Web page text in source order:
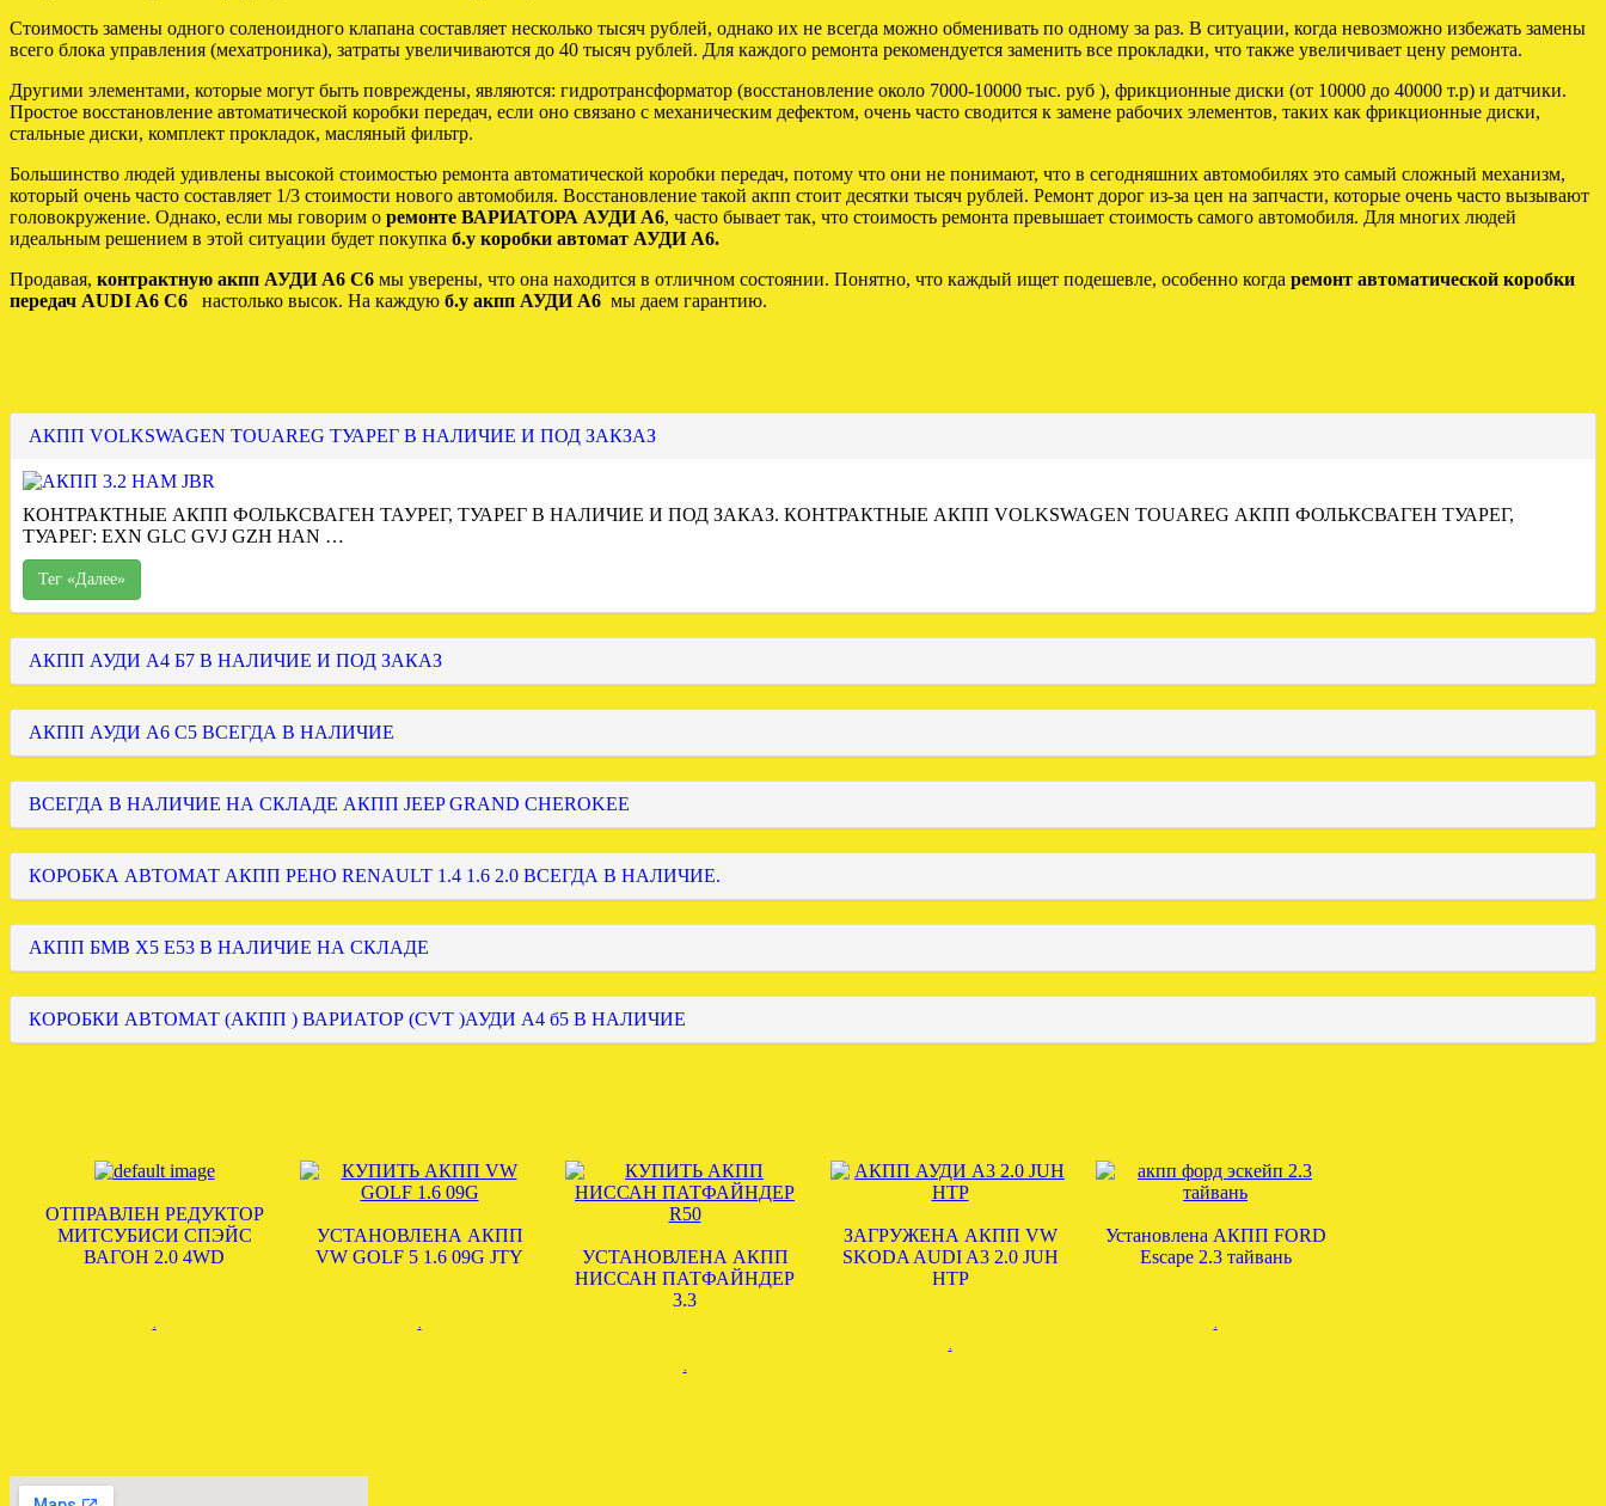
Стоимость замены одного соленоидного клапана составляет несколько тысяч рублей, однако их не всегда можно обменивать по одному за раз. В ситуации, когда невозможно избежать замены
всего блока управления (мехатроника), затраты увеличиваются до 40 тысяч рублей. Для каждого ремонта рекомендуется заменить все прокладки, что также увеличивает цену ремонта.
Другими элементами, которые могут быть повреждены, являются: гидротрансформатор (восстановление около 7000-10000 тыс. руб ), фрикционные диски (от 10000 до 40000 т.р) и датчики.
Простое восстановление автоматической коробки передач, если оно связано с механическим дефектом, очень часто сводится к замене рабочих элементов, таких как фрикционные диски,
стальные диски, комплект прокладок, масляный фильтр.
Большинство людей удивлены высокой стоимостью ремонта автоматической коробки передач, потому что они не понимают, что в сегодняшних автомобилях это самый сложный механизм,
который очень часто составляет 1/3 стоимости нового автомобиля. Восстановление такой акпп стоит десятки тысяч рублей. Ремонт дорог из-за цен на запчасти, которые очень часто вызывают
головокружение. Однако, если мы говорим о ремонте ВАРИАТОРА АУДИ А6, часто бывает так, что стоимость ремонта превышает стоимость самого автомобиля. Для многих людей
идеальным решением в этой ситуации будет покупка б.у коробки автомат АУДИ А6.
Продавая, контрактную акпп АУДИ А6 С6 мы уверены, что она находится в отличном состоянии. Понятно, что каждый ищет подешевле, особенно когда ремонт автоматической коробки
передач AUDI A6 C6
настолько высок. На каждую б.у акпп АУДИ А6 мы даем гарантию.
АКПП VOLKSWAGEN TOUAREG ТУАРЕГ В НАЛИЧИЕ И ПОД ЗАКЗАЗ
КОНТРАКТНЫЕ АКПП ФОЛЬКСВАГЕН ТАУРЕГ, ТУАРЕГ В НАЛИЧИЕ И ПОД ЗАКАЗ. КОНТРАКТНЫЕ АКПП VOLKSWAGEN TOUAREG АКПП ФОЛЬКСВАГЕН ТУАРЕГ,
ТУАРЕГ: EXN GLC GVJ GZH HAN …
Тег «Далее»
АКПП АУДИ А4 Б7 В НАЛИЧИЕ И ПОД ЗАКАЗ
АКПП АУДИ А6 С5 ВСЕГДА В НАЛИЧИЕ
ВСЕГДА В НАЛИЧИЕ НА СКЛАДЕ АКПП JEEP GRAND CHEROKEE
КОРОБКА АВТОМАТ АКПП РЕНО RENAULT 1.4 1.6 2.0 ВСЕГДА В НАЛИЧИЕ.
АКПП БМВ Х5 Е53 В НАЛИЧИЕ НА СКЛАДЕ
КОРОБКИ АВТОМАТ (АКПП ) ВАРИАТОР (CVT )АУДИ А4 б5 В НАЛИЧИЕ
ОТПРАВЛЕН РЕДУКТОР
МИТСУБИСИ СПЭЙС
ВАГОН 2.0 4WD
.
УСТАНОВЛЕНА АКПП
VW GOLF 5 1.6 09G JTY
.
УСТАНОВЛЕНА АКПП
НИССАН ПАТФАЙНДЕР
3.3
.
ЗАГРУЖЕНА АКПП VW
SKODA AUDI A3 2.0 JUH
HTP
.
Установлена АКПП FORD
Escape 2.3 тайвань
.